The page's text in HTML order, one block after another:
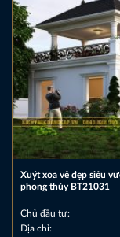
Xuýt xoa vẻ đẹp siêu
phong thủy BT21031
Chủ đầu tư:
Địa chỉ: